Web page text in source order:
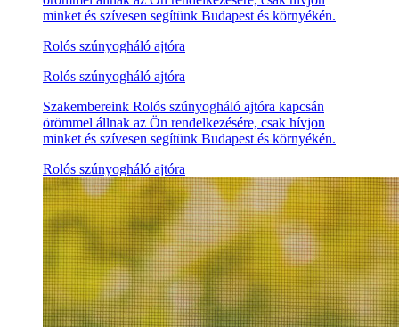
minket és szívesen segítünk Budapest és környékén.
Rolós szúnyogháló ajtóra
Rolós szúnyogháló ajtóra
Szakembereink Rolós szúnyogháló ajtóra kapcsán
örömmel állnak az Ön rendelkezésére, csak hívjon
minket és szívesen segítünk Budapest és környékén.
Rolós szúnyogháló ajtóra